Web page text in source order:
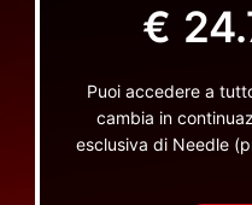
€
Puoi accedere a
cambia in
esclusiva di Needle